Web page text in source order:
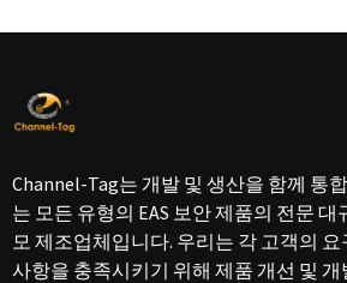
Channel-Tag는 개발 및 생산을 함께 통
는 모든 유형의 EAS 보안 제품의 전문 대
모 제조업체입니다. 우리는 각 고객의 요
사항을 충족시키기 위해 제품 개선 및 개